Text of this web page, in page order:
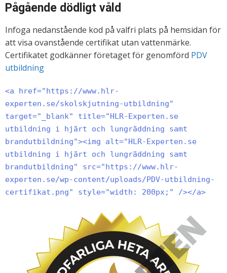
Pågående dödligt våld
Infoga nedanstående kod på valfri plats på hemsidan för
att visa ovanstående certifikat utan vattenmärke.
Certifikatet godkänner företaget för genomförd PDV
utbildning
<a href="https://www.hlr-
experten.se/skolskjutning-utbildning"
target="_blank" title="HLR-Experten.se
utbildning i hjärt och lungräddning samt
brandutbildning"><img alt="HLR-Experten.se
utbildning i hjärt och lungräddning samt
brandutbildning" src="https://www.hlr-
experten.se/wp-content/uploads/PDV-utbildning-
certifikat.png" style="width: 200px;" /></a>